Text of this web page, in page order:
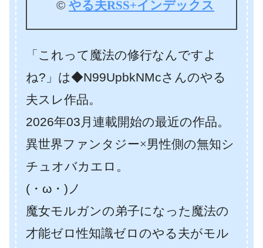
© やる夫RSS+インデックス
「これって魔法の修行なんですよ
ね?」は◆N99UpbkNMcさんのやる
夫スレ作品。
2026年03月連載開始の最近の作品。
異世界ファンタジー×男性側の無知シ
チュオバカエロ。
(・ω・)ノ
魔女モルガンの弟子になった魔法の
才能ゼロ性知識ゼロのやる夫がモル